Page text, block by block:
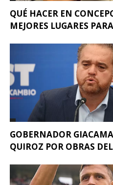
QUÉ HACER EN
MEJORES LUGARES
GOBERNADOR
QUIROZ POR OBRAS